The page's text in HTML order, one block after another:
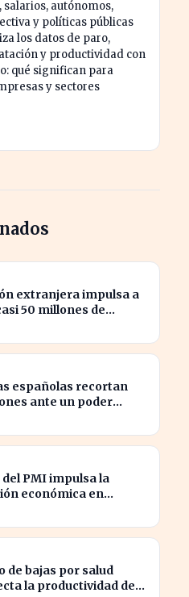
autónomos,
y políticas públicas
los datos de paro,
y productividad con
qué significan para
y sectores
extranjera impulsa a
50 millones de
españolas recortan
ante un poder
PMI impulsa la
económica en
de bajas por salud
la productividad de